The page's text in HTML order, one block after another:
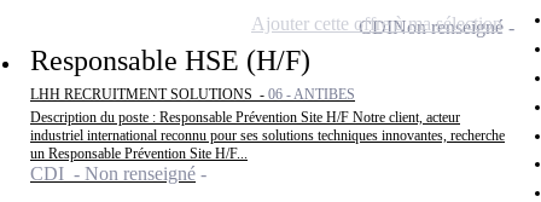
Responsable HSE (H/F)
LHH RECRUITMENT SOLUTIONS - 06 - ANTIBES
Description du poste : Responsable Prévention Site H/F Notre client, acteur
industriel international reconnu pour ses solutions techniques innovantes, recherche
un Responsable Prévention Site H/F...
CDI - Non renseigné
CDINon renseigné
Ajouter cette offre à ma sélection